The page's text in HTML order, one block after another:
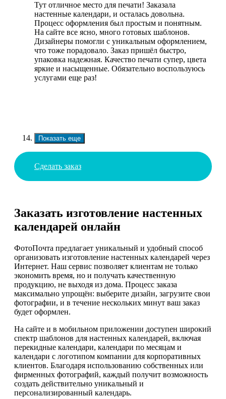
Тут отличное место для печати! Заказала
настенные календари, и осталась довольна.
Процесс оформления был простым и понятным.
На сайте все ясно, много готовых шаблонов.
Дизайнеры помогли с уникальным оформлением,
что тоже порадовало. Заказ пришёл быстро,
упаковка надежная. Качество печати супер, цвета
яркие и насыщенные. Обязательно воспользуюсь
услугами еще раз!
Показать еще
Сделать заказ
Заказать изготовление настенных
календарей онлайн
ФотоПочта предлагает уникальный и удобный способ
организовать изготовление настенных календарей через
Интернет. Наш сервис позволяет клиентам не только
экономить время, но и получать качественную
продукцию, не выходя из дома. Процесс заказа
максимально упрощён: выберите дизайн, загрузите свои
фотографии, и в течение нескольких минут ваш заказ
будет оформлен.
На сайте и в мобильном приложении доступен широкий
спектр шаблонов для настенных календарей, включая
перекидные календари, календари по месяцам и
календари с логотипом компании для корпоративных
клиентов. Благодаря использованию собственных или
фирменных фотографий, каждый получит возможность
создать действительно уникальный и
персонализированный календарь.